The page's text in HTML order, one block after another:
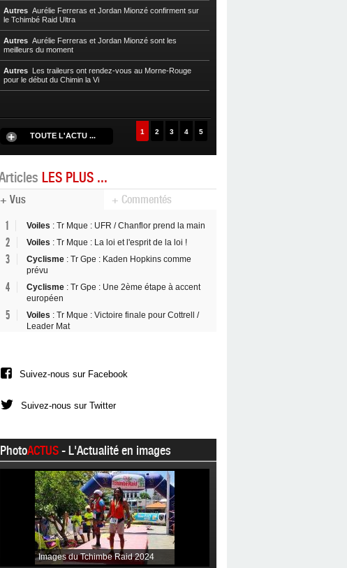
Autres Aurélie Ferreras et Jordan Mionzé confirment sur
le Tchimbé Raid Ultra
Autres Aurélie Ferreras et Jordan Mionzé sont les
meilleurs du moment
Autres Les traileurs ont rendez-vous au Morne-Rouge
pour le début du Chimin la Vi
TOUTE L'ACTU ... 1 2 3 4 5
LES PLUS ...
+ Vus + Commentés
1 Voiles : Tr Mque : UFR / Chanflor prend la main
2 Voiles : Tr Mque : La loi et l'esprit de la loi !
3 Cyclisme : Tr Gpe : Kaden Hopkins comme
prévu
4 Cyclisme : Tr Gpe : Une 2ème étape à accent
européen
5 Voiles : Tr Mque : Victoire finale pour Cottrell /
Leader Mat
Suivez-nous sur Facebook
Suivez-nous sur Twitter
PhotoACTUS- L'Actualité en images
Images du Tchimbe Raid 2024